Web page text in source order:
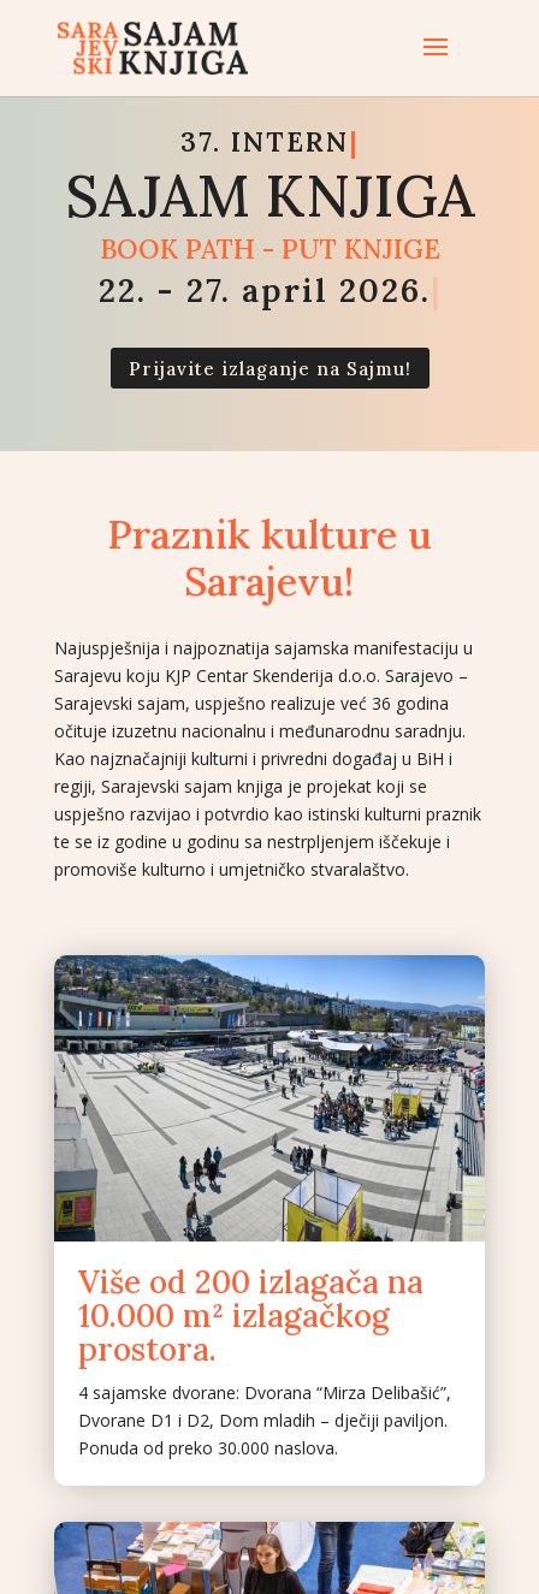
INTERNACIONA
SAJAM KNJIGA
BOOK PATH - PUT KNJIGE
22. - 27. april 2026.|
Prijavite izlaganje na Sajmu!
Praznik kulture u
Sarajevu!
Najuspješnija i najpoznatija sajamska manifestaciju u
Sarajevu koju KJP Centar Skenderija d.o.o. Sarajevo –
Sarajevski sajam, uspješno realizuje već 36 godina
očituje izuzetnu nacionalnu i međunarodnu saradnju.
Kao najznačajniji kulturni i privredni događaj u BiH i
regiji, Sarajevski sajam knjiga je projekat koji se
uspješno razvijao i potvrdio kao istinski kulturni praznik
te se iz godine u godinu sa nestrpljenjem iščekuje i
promoviše kulturno i umjetničko stvaralaštvo.
Više od 200 izlagača na
10.000 m² izlagačkog
prostora.
4 sajamske dvorane: Dvorana “Mirza Delibašić”,
Dvorane D1 i D2, Dom mladih – dječiji paviljon.
Ponuda od preko 30.000 naslova.